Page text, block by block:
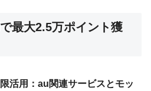
最大2.5万ポイント獲
活用：au関連サービスとモッ